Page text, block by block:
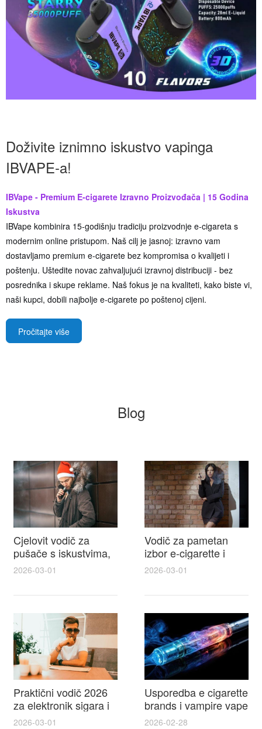
Doživite iznimno iskustvo vapinga
IBVAPE-a!
IBVape - Premium E-cigarete Izravno Proizvođača | 15 Godina
Iskustva
IBVape kombinira 15-godišnju tradiciju proizvodnje e-cigareta s
modernim online pristupom. Naš cilj je jasnoj: izravno vam
dostavljamo premium e-cigarete bez kompromisa o kvalijeti i
poštenju. Uštedite novac zahvaljujući izravnoj distribuciji - bez
posrednika i skupe reklame. Naš fokus je na kvaliteti, kako biste vi,
naši kupci, dobili najbolje e-cigarete po poštenoj cijeni.
Pročitajte više
Blog
Cjelovit vodič za
pušače s iskustvima,
recenzijama i
cigarette na e cigareta
2026-03-01
Vodič za pametan
izbor e-cigarette i
savjeti kako postići
elektronske cigarete
2026-03-01
Praktični vodič 2026
za elektronik sigara i
mtm e cigarete s
2026-03-01
Usporedba e cigarette
brands i vampire vape
za 2026 – vodič s
2026-02-28